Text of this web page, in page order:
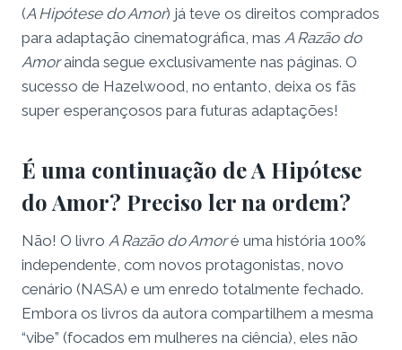
(A Hipótese do Amor) já teve os direitos comprados
para adaptação cinematográfica, mas A Razão do
Amorainda segue exclusivamente nas páginas. O
sucesso de Hazelwood, no entanto, deixa os fãs
super esperançosos para futuras adaptações!
É uma continuação de A Hipótese
do Amor? Preciso ler na ordem?
Não! O livro A Razão do Amoré uma história 100%
independente, com novos protagonistas, novo
cenário (NASA) e um enredo totalmente fechado.
Embora os livros da autora compartilhem a mesma
“vibe” (focados em mulheres na ciência), eles não